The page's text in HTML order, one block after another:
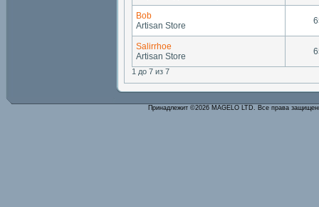
Bob
Artisan Store
Salirrhoe
Artisan Store
1 до 7 из 7
Принадлежит ©2026 MAGELO LTD. Все права